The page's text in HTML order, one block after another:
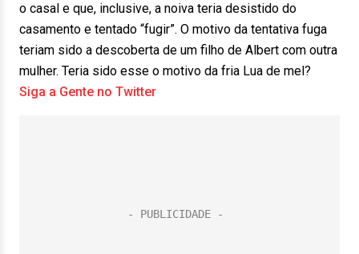
o casal e que, inclusive, a noiva teria desistido do
casamento e tentado “fugir”. O motivo da tentativa fuga
teriam sido a descoberta de um filho de Albert com outra
mulher. Teria sido esse o motivo da fria Lua de mel?
Siga a Gente no Twitter